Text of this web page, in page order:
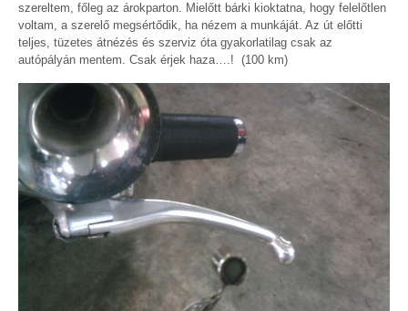
szereltem, főleg az árokparton. Mielőtt bárki kioktatna, hogy felelőtlen
voltam, a szerelő megsértődik, ha nézem a munkáját. Az út előtti
teljes, tüzetes átnézés és szerviz óta gyakorlatilag csak az
autópályán mentem. Csak érjek haza….! (100 km)